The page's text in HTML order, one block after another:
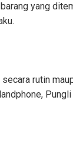
yang
rutin